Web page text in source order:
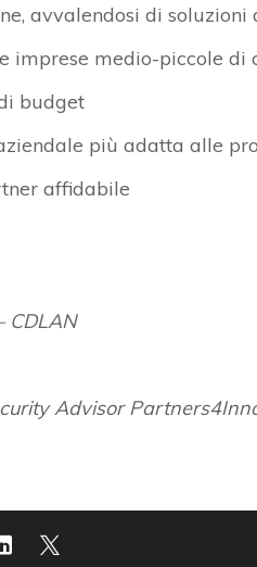
avvalendosi di soluzioni
imprese medio-piccole di
budget
più adatta alle
affidabile
CDLAN
Advisor